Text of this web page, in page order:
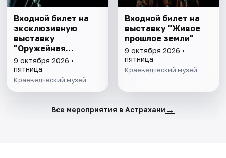
Входной билет на
эксклюзивную
выставку
"Оружейная
комната"
9 октября 2026 •
пятница
Краеведческий музей
Входной билет на
выставку "Живое
прошлое земли"
9 октября 2026 •
пятница
Краеведческий музей
Все мероприятия в Астрахани →